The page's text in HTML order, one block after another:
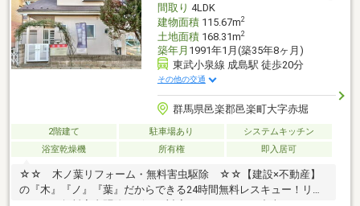
間取り 4LDK
建物面積115.67m2
土地面積168.31m2
築年月 1991年1月(築35年8ヶ月)
東武小泉線 成島駅 徒歩20分
その他の交通
群馬県邑楽郡邑楽町大字赤堀
2階建て 駐車場あり
システムキッチン
浴室乾燥機
所有権 即入居可
☆☆ 木ノ葉リフォーム・無料害虫駆除 ☆☆【建設×不動産】
の『木』『ノ』『葉』だからできる24時間無料レスキュー！リフ